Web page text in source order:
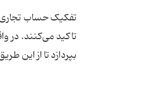
تفکیک حساب تجاری
تاکید می‌کنند. در
بپردازد تا از